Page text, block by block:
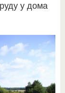
у дома